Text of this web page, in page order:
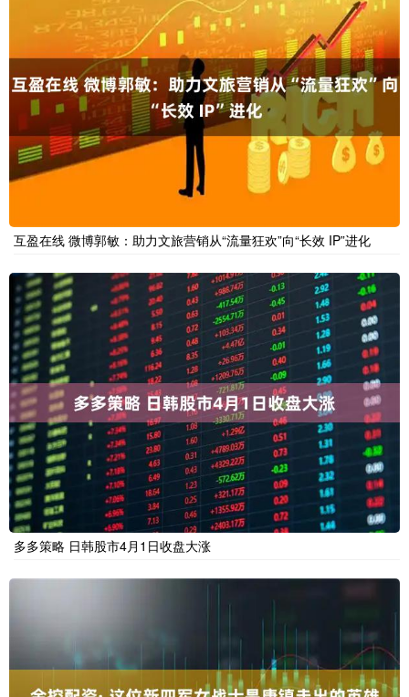
互盈在线 微博郭敏：助力文旅营销从“流量狂欢”向“长效 IP”进化
多多策略 日韩股市4月1日收盘大涨